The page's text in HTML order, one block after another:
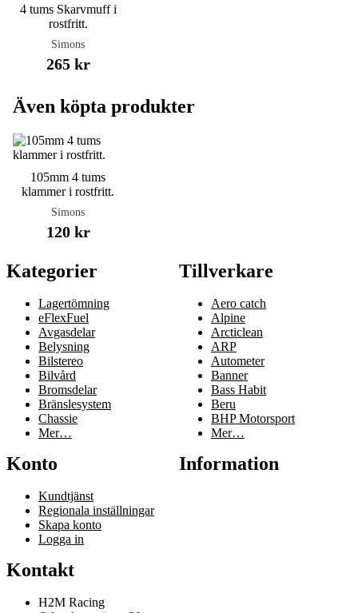
4 tums Skarvmuff i
rostfritt.
Simons
265 kr
Även köpta produkter
105mm 4 tums
klammer i rostfritt.
Simons
120 kr
Kategorier
Lagertömning
eFlexFuel
Avgasdelar
Belysning
Bilstereo
Bilvård
Bromsdelar
Bränslesystem
Chassie
Mer…
Tillverkare
Aero catch
Alpine
Arcticlean
ARP
Autometer
Banner
Bass Habit
Beru
BHP Motorsport
Mer…
Konto
Kundtjänst
Regionala inställningar
Skapa konto
Logga in
Information
Kontakt
H2M Racing